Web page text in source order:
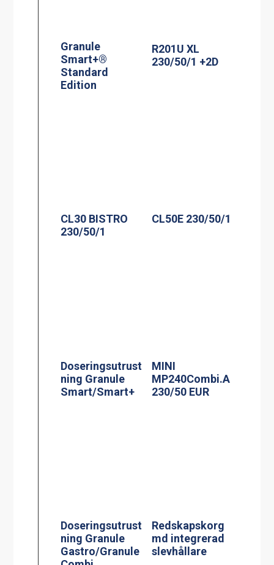
Granule
Smart+®
Standard
Edition
R201U XL
230/50/1 +2D
CL30 BISTRO
230/50/1
CL50E 230/50/1
Doseringsutrust
ning Granule
Smart/Smart+
MINI
MP240Combi.A
230/50 EUR
Doseringsutrust
ning Granule
Gastro/Granule
Redskapskorg
md integrerad
slevhållare